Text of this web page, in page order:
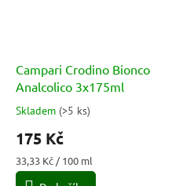
Campari Crodino Bionco
Analcolico 3x175ml
Průměrné
hodnocení
produktu
je
5,0
Skladem (>5 ks)
175 Kč
Měrná
cena:
33,33 Kč / 100 ml